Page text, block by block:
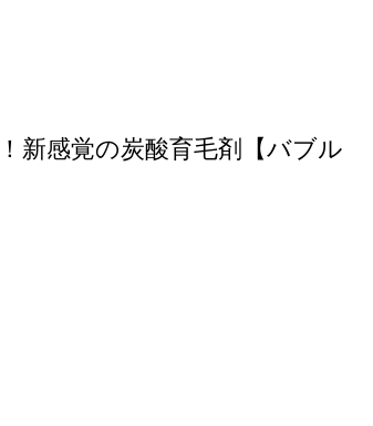
新感覚の炭酸育毛剤【バブル